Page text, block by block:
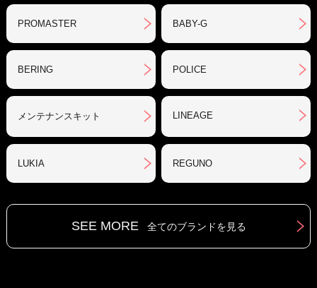
PROMASTER BABY-G
BERING POLICE
メンテナンスキット LINEAGE
LUKIA REGUNO
SEE MORE 全てのブランドを見る